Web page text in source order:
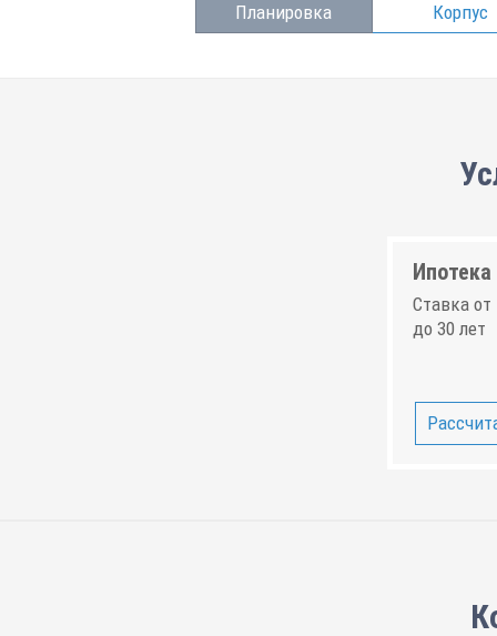
Планировка Корпус
Ипотека
Ставка от
до 30 лет